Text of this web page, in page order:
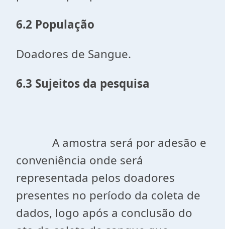
6.2 População
Doadores de Sangue.
6.3 Sujeitos da pesquisa
A amostra será por adesão e
conveniência onde será
representada pelos doadores
presentes no período da coleta de
dados, logo após a conclusão do